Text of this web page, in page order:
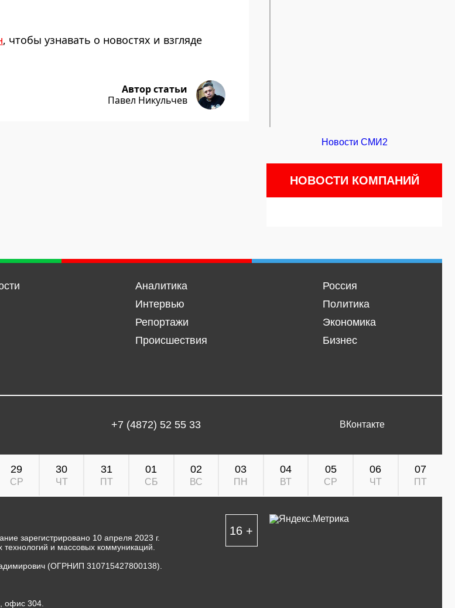
, чтобы узнавать о новостях и взгляде
Автор статьи
Павел Никульчев
Новости СМИ2
НОВОСТИ КОМПАНИЙ
Аналитика
Интервью
Репортажи
Происшествия
Россия
Политика
Экономика
Бизнес
+7 (4872) 52 55 33 ВКонтакте
29
СР
30
ЧТ
31
ПТ
01
СБ
02
ВС
03
ПН
04
ВТ
05
СР
06
ЧТ
07
ПТ
зарегистрировано 10 апреля 2023 г.
и массовых коммуникаций.
(ОГРНИП 310715427800138).
офис 304.
16 +